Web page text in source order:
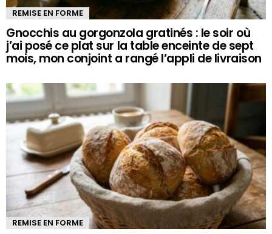
REMISE EN FORME
Gnocchis au gorgonzola gratinés : le soir où
j’ai posé ce plat sur la table enceinte de sept
mois, mon conjoint a rangé l’appli de livraison
REMISE EN FORME